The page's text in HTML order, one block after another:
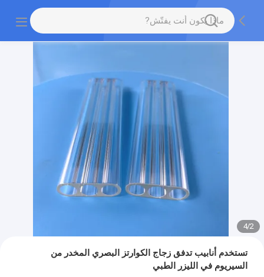
2
/
4
تستخدم أنابيب تدفق زجاج الكوارتز البصري المخدر من
السيريوم في الليزر الطبي